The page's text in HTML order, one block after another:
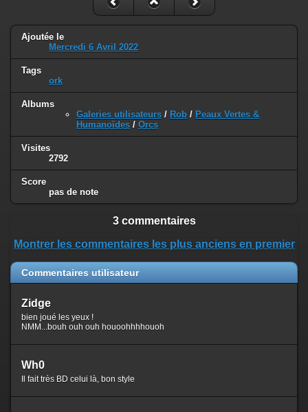
Ajoutée le
Mercredi 6 Avril 2022
Tags
ork
Albums
Galeries utilisateurs / Rob / Peaux Vertes &
Humanoïdes / Orcs
Visites
2792
Score
pas de note
3 commentaires
Montrer les commentaires les plus anciens en premier
Commentaires utilisateur
Zidge
bien joué les yeux !
NMM...bouh ouh ouh houoohhhhouoh
Wh0
Il fait très BD celui là, bon style